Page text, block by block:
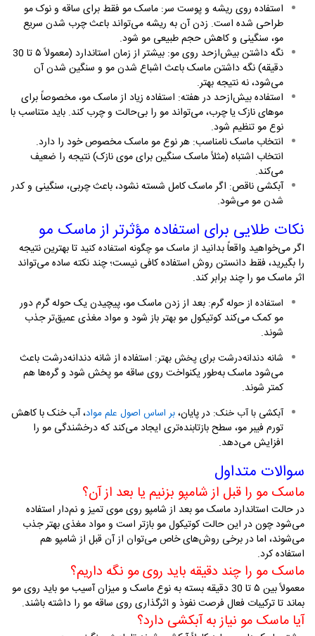
استفاده روی ریشه و پوست سر: ماسک مو فقط برای ساقه و نوک مو
طراحی شده است. زدن آن به ریشه می‌تواند باعث چرب شدن سریع
مو، سنگینی و کاهش حجم طبیعی مو شود.
نگه داشتن بیش‌ازحد روی مو: بیشتر از زمان استاندارد (معمولاً ۵ تا 30
دقیقه) نگه داشتن ماسک باعث اشباع شدن مو و سنگین شدن آن
می‌شود، نه نتیجه بهتر.
استفاده بیش‌ازحد در هفته: استفاده زیاد از ماسک مو، مخصوصاً برای
موهای نازک یا چرب، می‌تواند مو را بی‌حالت و چرب کند. باید متناسب با
نوع مو تنظیم شود.
انتخاب ماسک نامناسب: هر نوع مو ماسک مخصوص خود را دارد.
انتخاب اشتباه (مثلاً ماسک سنگین برای موی نازک) نتیجه را ضعیف
می‌کند.
آبکشی ناقص: اگر ماسک کامل شسته نشود، باعث چربی، سنگینی و کدر
شدن مو می‌شود.
نکات طلایی برای استفاده مؤثرتر از ماسک مو
اگر می‌خواهید واقعاً بدانید از ماسک مو چگونه استفاده کنید تا بهترین نتیجه
را بگیرید، فقط دانستن روش استفاده کافی نیست؛ چند نکته ساده می‌تواند
اثر ماسک مو را چند برابر کند.
استفاده از حوله گرم: بعد از زدن ماسک مو، پیچیدن یک حوله گرم دور
مو کمک می‌کند کوتیکول مو بهتر باز شود و مواد مغذی عمیق‌تر جذب
شوند.
شانه دندانه‌درشت برای پخش بهتر: استفاده از شانه دندانه‌درشت باعث
می‌شود ماسک به‌طور یکنواخت روی ساقه مو پخش شود و گره‌ها هم
کمتر شوند.
آبکشی با آب خنک: در پایان،بر اساس اصول علم مواد، آب خنک با کاهش
تورم فیبر مو، سطح بازتابنده‌تری ایجاد می‌کند که درخشندگی مو را
افزایش می‌دهد.
سوالات متداول
ماسک مو را قبل از شامپو بزنیم یا بعد از آن؟
در حالت استاندارد ماسک مو بعد از شامپو روی موی تمیز و نم‌دار استفاده
می‌شود چون در این حالت کوتیکول مو بازتر است و مواد مغذی بهتر جذب
می‌شوند، اما در برخی روش‌های خاص می‌توان از آن قبل از شامپو هم
استفاده کرد.
ماسک مو را چند دقیقه باید روی مو نگه داریم؟
معمولاً بین ۵ تا 30 دقیقه بسته به نوع ماسک و میزان آسیب مو باید روی مو
بماند تا ترکیبات فعال فرصت نفوذ و اثرگذاری روی ساقه مو را داشته باشند.
آیا ماسک مو نیاز به آبکشی دارد؟